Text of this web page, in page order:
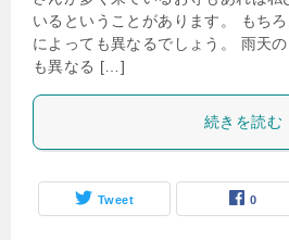
いるということがあります。 もち
によっても異なるでしょう。 雨天
も異なる […]
続きを読む
Tweet 0